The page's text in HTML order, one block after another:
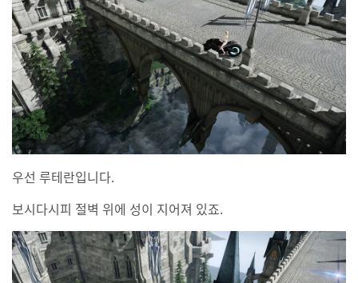
우선 루테란입니다.
보시다시피 절벽 위에 성이 지어져 있죠.